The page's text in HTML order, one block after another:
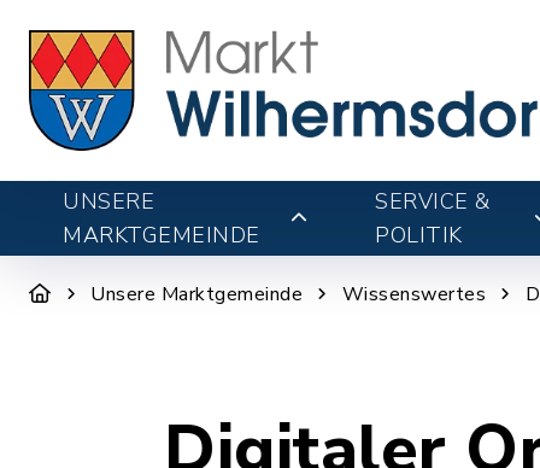
UNSERE
MARKTGEMEINDE
SERVICE &
POLITIK
Unsere Marktgemeinde Wissenswertes
Digitaler